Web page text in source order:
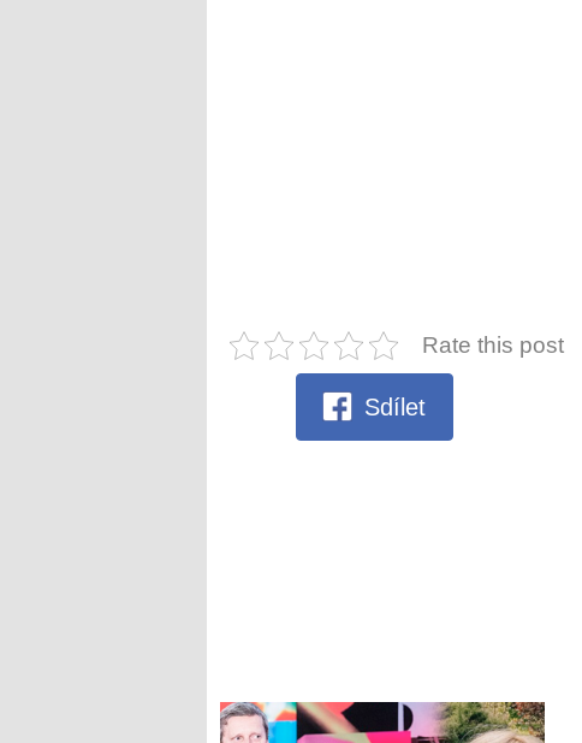
Rate this post
Sdílet